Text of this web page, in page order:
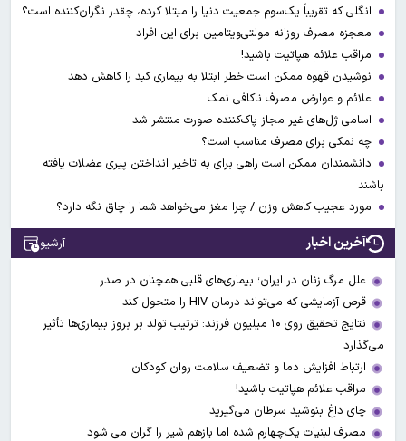
انگلی که تقریباً یک‌سوم جمعیت دنیا را مبتلا کرده، چقدر نگران‌کننده است؟
معجزه مصرف روزانه مولتی‌ویتامین برای این افراد
مراقب علائم هپاتیت باشید!
نوشیدن قهوه ممکن است خطر ابتلا به بیماری کبد را کاهش دهد
علائم و عوارض مصرف ناکافی نمک
اسامی ژل‌های غیر مجاز پاک‌کننده صورت منتشر شد
چه نمکی برای مصرف مناسب است؟
دانشمندان ممکن است راهی برای به تاخیر انداختن پیری عضلات یافته
باشند
مورد عجیب کاهش وزن / چرا مغز می‌خواهد شما را چاق نگه دارد؟
آخرین اخبار آرشیو
علل مرگ زنان در ایران؛ بیماری‌های قلبی همچنان در صدر
قرص آزمایشی که می‌تواند درمان HIV را متحول کند
نتایج تحقیق روی ۱۰ میلیون فرزند: ترتیب تولد بر بروز بیماری‌ها تأثیر
می‌گذارد
ارتباط افزایش دما و تضعیف سلامت روان کودکان
مراقب علائم هپاتیت باشید!
چای داغ بنوشید سرطان می‌گیرید
مصرف لبنیات یک‌چهارم شده اما بازهم شیر را گران می‌ شود